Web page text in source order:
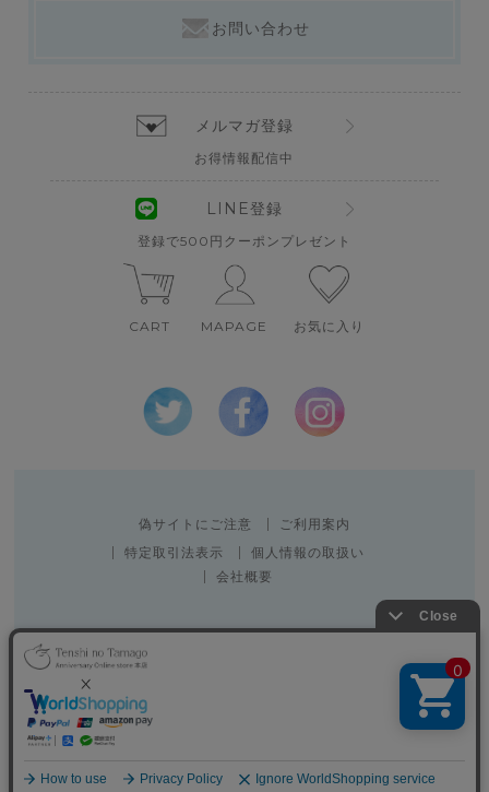
お問い合わせ
メルマガ登録
お得情報配信中
LINE登録
登録で500円クーポンプレゼント
CART MAPAGE お気に入り
偽サイトにご注意
ご利用案内
特定取引法表示
個人情報の取扱い
会社概要
Copyright 2010 SPACE CREATOR CO.,LTD.